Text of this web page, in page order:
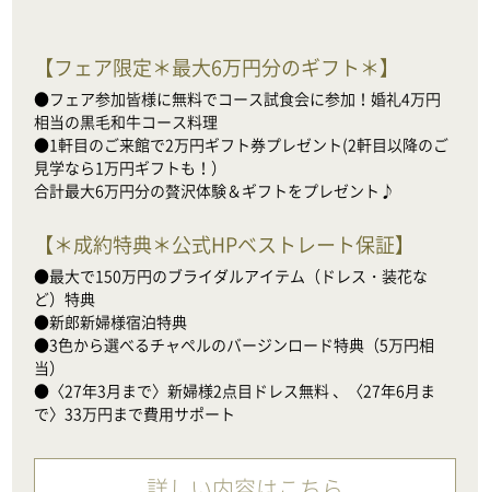
【フェア限定＊最大6万円分のギフト＊】
●フェア参加皆様に無料でコース試食会に参加！婚礼4万円
相当の黒毛和牛コース料理
●1軒目のご来館で2万円ギフト券プレゼント(2軒目以降のご
見学なら1万円ギフトも！）
合計最大6万円分の贅沢体験＆ギフトをプレゼント♪
【＊成約特典＊公式HPベストレート保証】
●最大で150万円のブライダルアイテム（ドレス・装花な
ど）特典
●新郎新婦様宿泊特典
●3色から選べるチャペルのバージンロード特典（5万円相
当）
●〈27年3月まで〉新婦様2点目ドレス無料 、〈27年6月ま
で〉33万円まで費用サポート